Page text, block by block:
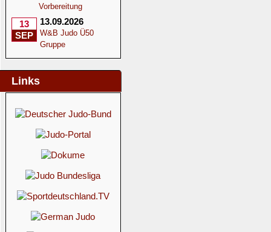
Vorbereitung
13
SEP
13.09.2026
W&B Judo Ü50
Gruppe
Links